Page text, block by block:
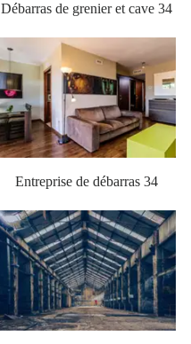
Débarras de grenier et cave 34
Entreprise de débarras 34